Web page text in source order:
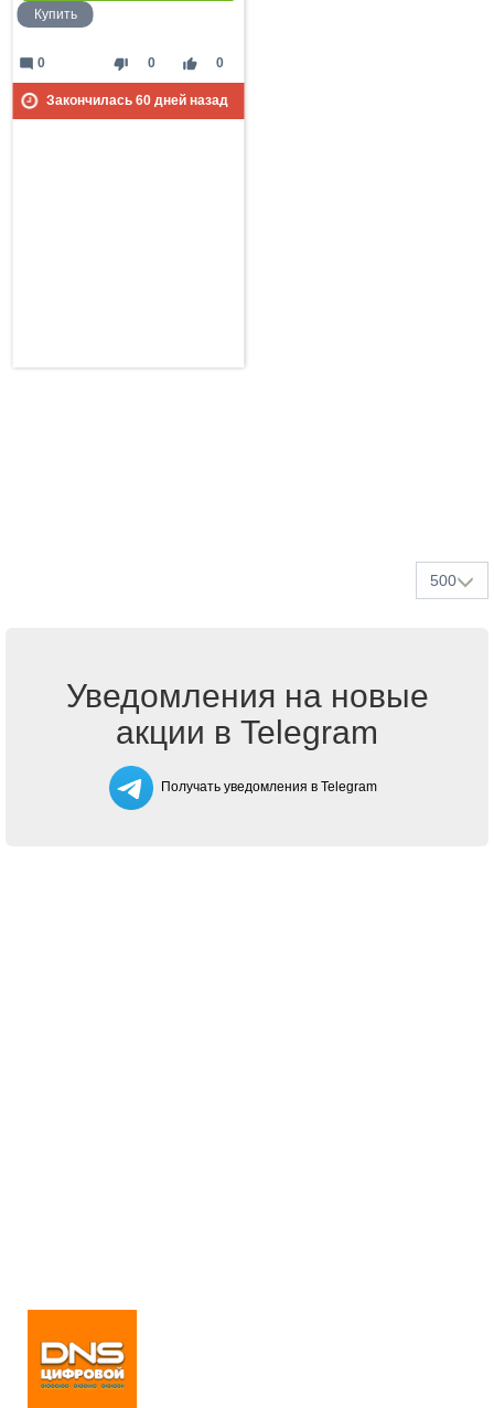
Купить
thumb_down 0 thumb_up 0
mode_comment 0
Закончилась 60дней назад
500
Уведомления на новые
акции в Telegram
Получать уведомления в Telegram